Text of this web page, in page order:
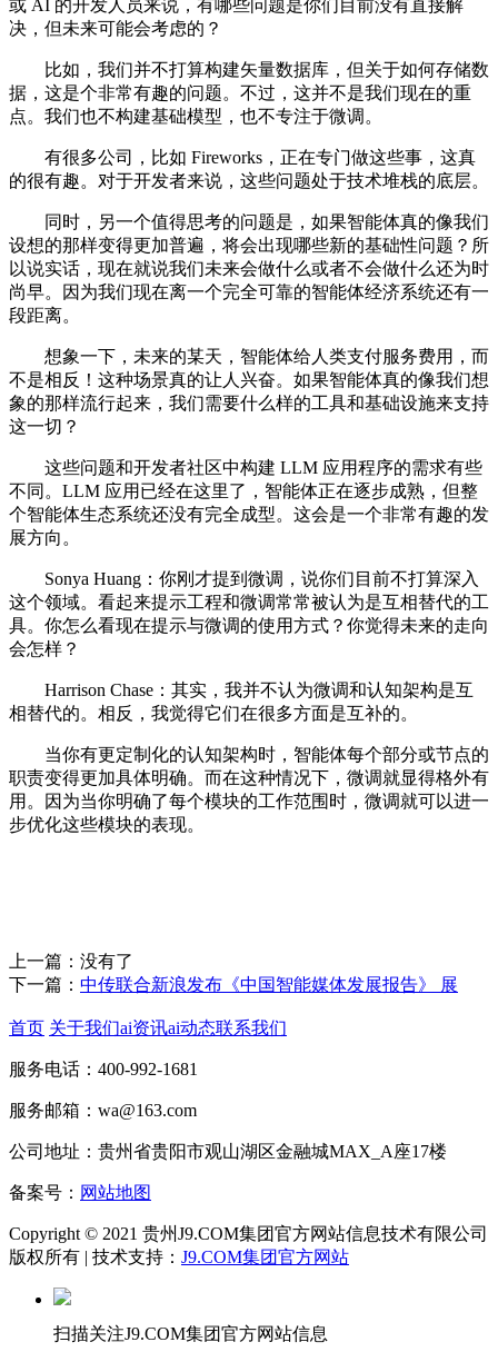
或 AI 的开发人员来说，有哪些问题是你们目前没有直接解
决，但未来可能会考虑的？
比如，我们并不打算构建矢量数据库，但关于如何存储数
据，这是个非常有趣的问题。不过，这并不是我们现在的重
点。我们也不构建基础模型，也不专注于微调。
有很多公司，比如 Fireworks，正在专门做这些事，这真
的很有趣。对于开发者来说，这些问题处于技术堆栈的底层。
同时，另一个值得思考的问题是，如果智能体真的像我们
设想的那样变得更加普遍，将会出现哪些新的基础性问题？所
以说实话，现在就说我们未来会做什么或者不会做什么还为时
尚早。因为我们现在离一个完全可靠的智能体经济系统还有一
段距离。
想象一下，未来的某天，智能体给人类支付服务费用，而
不是相反！这种场景真的让人兴奋。如果智能体真的像我们想
象的那样流行起来，我们需要什么样的工具和基础设施来支持
这一切？
这些问题和开发者社区中构建 LLM 应用程序的需求有些
不同。LLM 应用已经在这里了，智能体正在逐步成熟，但整
个智能体生态系统还没有完全成型。这会是一个非常有趣的发
展方向。
Sonya Huang：你刚才提到微调，说你们目前不打算深入
这个领域。看起来提示工程和微调常常被认为是互相替代的工
具。你怎么看现在提示与微调的使用方式？你觉得未来的走向
会怎样？
Harrison Chase：其实，我并不认为微调和认知架构是互
相替代的。相反，我觉得它们在很多方面是互补的。
当你有更定制化的认知架构时，智能体每个部分或节点的
职责变得更加具体明确。而在这种情况下，微调就显得格外有
用。因为当你明确了每个模块的工作范围时，微调就可以进一
步优化这些模块的表现。
上一篇：没有了
下一篇： 中传联合新浪发布《中国智能媒体发展报告》 展
首页 关于我们ai资讯ai动态联系我们
服务电话：400-992-1681
服务邮箱：wa@163.com
公司地址：贵州省贵阳市观山湖区金融城MAX_A座17楼
备案号： 网站地图
Copyright © 2021 贵州J9.COM集团官方网站信息技术有限公司
版权所有 | 技术支持： J9.COM集团官方网站
扫描关注J9.COM集团官方网站信息